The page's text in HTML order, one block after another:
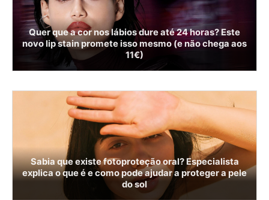
Quer que a cor nos lábios dure até 24 horas? Este
novo lip stain promete isso mesmo (e não chega aos
11€)
Sabia que existe fotoproteção oral? Especialista
explica o que é e como pode ajudar a proteger a pele
do sol